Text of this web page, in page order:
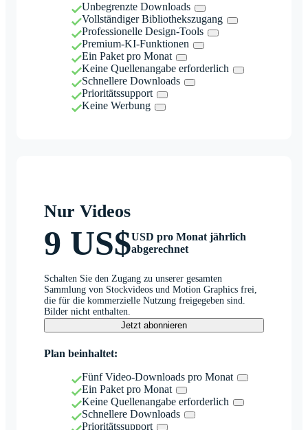
Unbegrenzte Downloads
Vollständiger Bibliothekszugang
Professionelle Design-Tools
Premium-KI-Funktionen
Ein Paket pro Monat
Keine Quellenangabe erforderlich
Schnellere Downloads
Prioritätssupport
Keine Werbung
Nur Videos
9 US$USD pro Monat jährlich
abgerechnet
Schalten Sie den Zugang zu unserer gesamten
Sammlung von Stockvideos und Motion Graphics frei,
die für die kommerzielle Nutzung freigegeben sind.
Bilder nicht enthalten.
Jetzt abonnieren
Plan beinhaltet:
Fünf Video-Downloads pro Monat
Ein Paket pro Monat
Keine Quellenangabe erforderlich
Schnellere Downloads
Prioritätssupport